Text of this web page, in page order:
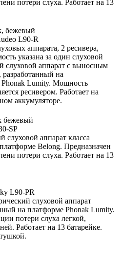
потери слуха. Работает на 13
L90-R
аппарата, 2 ресивера,
указана за один слуховой
слуховой аппарат с выносным
на
Lumity. Мощность
ресивером. Работает на
аккумуляторе.
SP
аппарат класса
Belong. Предназначен
потери слуха. Работает на 13
L90-PR
слуховой аппарат
на платформе Phonak Lumity.
потери слуха легкой,
Работает на 13 батарейке.